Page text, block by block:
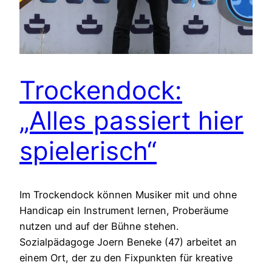
Trockendock:
„Alles passiert hier
spielerisch“
Im Trockendock können Musiker mit und ohne
Handicap ein Instrument lernen, Proberäume
nutzen und auf der Bühne stehen.
Sozialpädagoge Joern Beneke (47) arbeitet an
einem Ort, der zu den Fixpunkten für kreative